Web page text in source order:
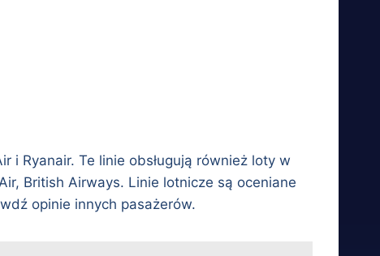
i Ryanair. Te linie obsługują również loty w
British Airways. Linie lotnicze są oceniane
opinie innych pasażerów.